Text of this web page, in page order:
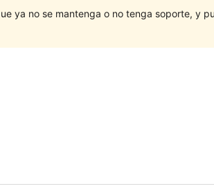
ya no se mantenga o no tenga soporte, y